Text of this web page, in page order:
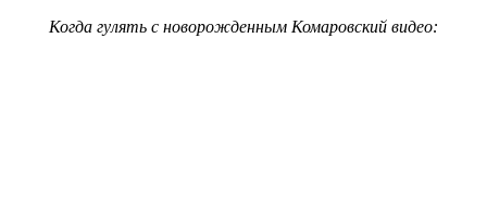
Когда гулять с новорожденным Комаровский видео: